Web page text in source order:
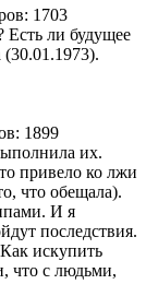
1703
Есть ли будущее
1899
их.
привело ко лжи
что обещала).
И я
последствия.
искупить
что с людьми,